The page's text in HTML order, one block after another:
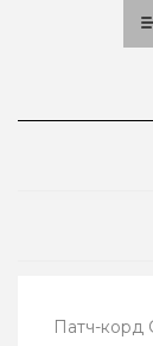
Патч-корд